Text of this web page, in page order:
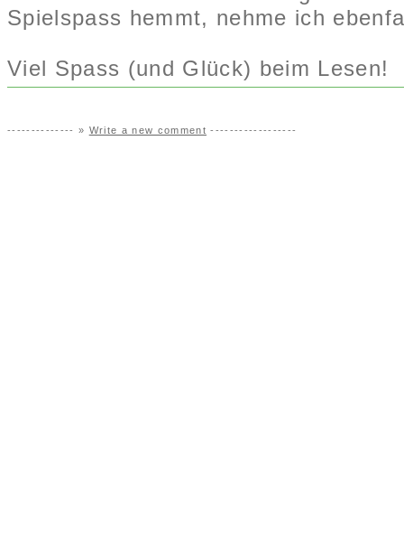
Spielspass hemmt, nehme ich
Viel Spass (und Glück) beim Lesen!
-------------- » Write a new comment ------------------